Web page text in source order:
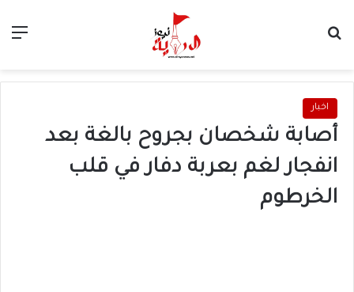
اخبار
أصابة شخصان بجروح بالغة بعد
انفجار لغم بعربة دفار في قلب
الخرطوم